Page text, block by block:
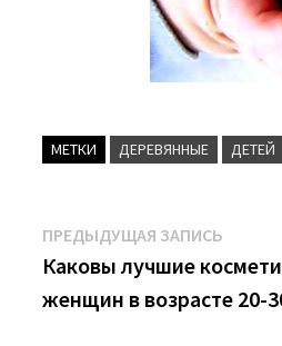
МЕТКИ ДЕРЕВЯННЫЕ ДЕТЕЙ
Навигация
по
записям
ПРЕДЫДУЩАЯ ЗАПИСЬ
Каковы лучшие
женщин в возрасте 20-